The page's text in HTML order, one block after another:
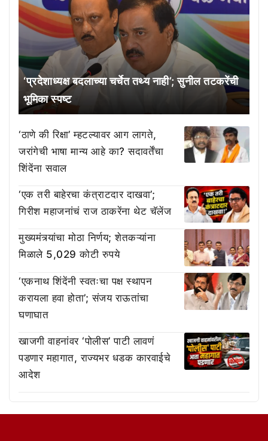
‘प्रदेशाध्यक्ष बदलाच्या चर्चेत तथ्य नाही’; सुनील तटकरेंची
भूमिका स्पष्ट
‘ठाणे की रिक्षा’ म्हटल्यावर आग लागते,
जरांगेची भाषा मान्य आहे का? सदावर्तेंचा
शिंदेंना सवाल
‘एक तरी बाहेरचा कंत्राटदार दाखवा’;
गिरीश महाजनांचं राज ठाकरेंना थेट चॅलेंज
मुख्यमंत्र्यांचा मोठा निर्णय; शेतकऱ्यांना
मिळाले 5,029 कोटी रुपये
‘एकनाथ शिंदेंनी स्वतःचा पक्ष स्थापन
करायला हवा होता’; संजय राऊतांचा
घणाघात
खाजगी वाहनांवर ‘पोलीस’ पाटी लावणं
पडणार महागात, राज्यभर धडक कारवाईचे
आदेश